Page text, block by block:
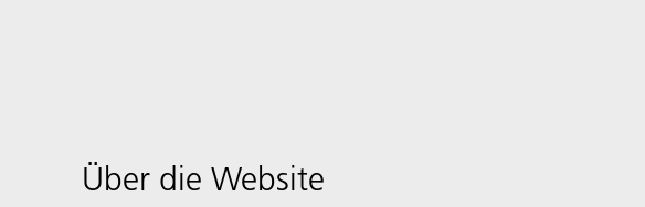
Über die Website